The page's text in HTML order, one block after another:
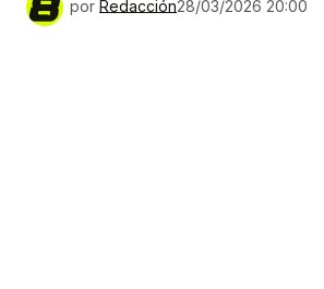
por Redacción28/03/2026 20:00